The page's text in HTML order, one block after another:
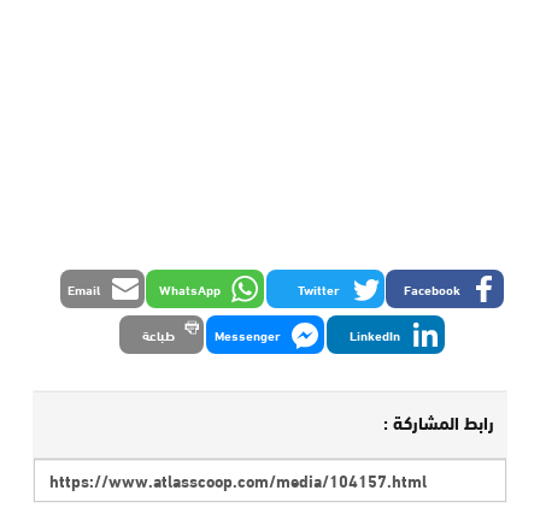
Facebook
Twitter
WhatsApp
Email
LinkedIn
Messenger طباعة
رابط المشاركة :